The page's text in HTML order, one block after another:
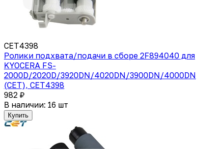
CET4398
Ролики подхвата/подачи в сборе 2F894040 для
KYOCERA FS-
2000D/2020D/3920DN/4020DN/3900DN/4000DN
(CET), CET4398
982 ₽
В наличии: 16 шт
Купить